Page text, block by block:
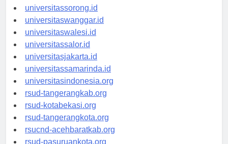
universitasmanokwari.id
universitassorong.id
universitaswanggar.id
universitaswalesi.id
universitassalor.id
universitasjakarta.id
universitassamarinda.id
universitasindonesia.org
rsud-tangerangkab.org
rsud-kotabekasi.org
rsud-tangerangkota.org
rsucnd-acehbaratkab.org